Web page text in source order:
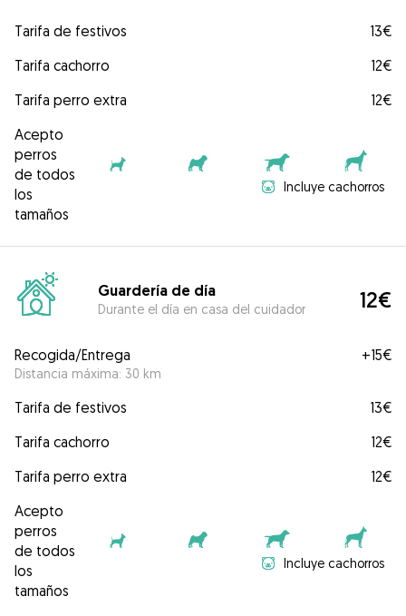
Tarifa de festivos
13€
Tarifa cachorro
12€
Tarifa perro extra
12€
Acepto
perros
de todos
los
tamaños
Incluye cachorros
Guardería de día
Durante el día en casa del cuidador 12€
Recogida/Entrega
Distancia máxima: 30 km
+15€
Tarifa de festivos
13€
Tarifa cachorro
12€
Tarifa perro extra
12€
Acepto
perros
de todos
los
tamaños
Incluye cachorros